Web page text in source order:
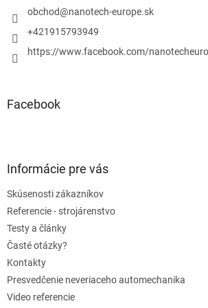
obchod@nanotech-europe.sk
+421915793949
https://www.facebook.com/
Facebook
Informácie pre vás
Skúsenosti zákazníkov
Referencie - strojárenstvo
Testy a články
Časté otázky?
Kontakty
Presvedčenie neveriaceho automechanika
Video referencie